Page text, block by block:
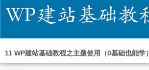
11 WP建站基础教程之主题使用（0基础也能学）